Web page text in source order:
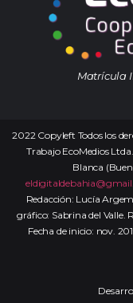
Matrícula
2022 Copyleft Todos los
Trabajo EcoMedios
Blanca
Redacción: Lucía
gráfico: Sabrina del Valle.
Fecha de inicio: nov.